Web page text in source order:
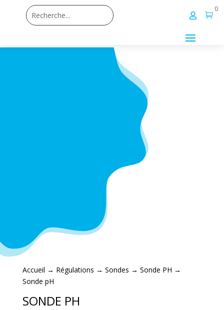
 
0
Accueil → Régulations → Sondes → Sonde PH →
Sonde pH
SONDE PH